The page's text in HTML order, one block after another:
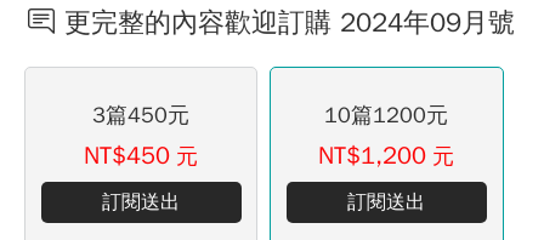
更完整的內容歡迎訂購 2024年09月號
3篇450元
NT$450 元
訂閱送出
10篇1200元
NT$1,200 元
訂閱送出